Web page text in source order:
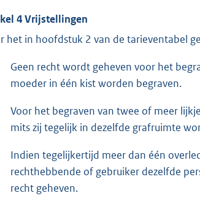
4 Vrijstellingen
het in hoofdstuk 2 van de tarieventabel
Geen recht wordt geheven voor het
moeder in één kist worden begraven.
Voor het begraven van twee of meer
mits zij tegelijk in dezelfde grafruimte
Indien tegelijkertijd meer dan één
rechthebbende of gebruiker dezelfde
recht geheven.